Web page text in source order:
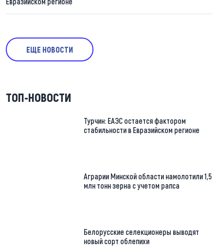
ЕЩЕ НОВОСТИ
ТОП-НОВОСТИ
Турчин: ЕАЭС остается фактором
стабильности в Евразийском регионе
Аграрии Минской области намолотили 1,5
млн тонн зерна с учетом рапса
Белорусские селекционеры выводят
новый сорт облепихи